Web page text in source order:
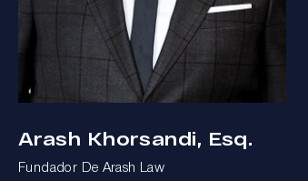
Arash Khorsandi, Esq.
Fundador De Arash Law